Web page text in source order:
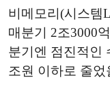
비메모리(시스템
매분기 2조3000
분기엔 점진적인
조원 이하로 줄